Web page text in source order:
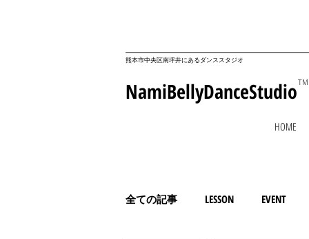
​熊本市中央区南坪井にあるダンススタジオ
NamiBellyDanceStudioTM
HOME
全ての記事 LESSON EVENT